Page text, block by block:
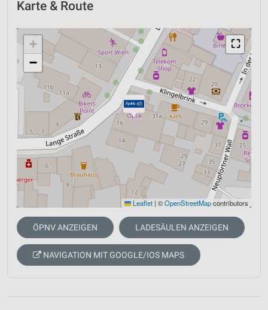
Karte & Route
⛶
+
−
Leaflet | ©OpenStreetMapcontributors
ÖPNV ANZEIGEN LADESÄULEN ANZEIGEN
NAVIGATION MIT GOOGLE/IOS MAPS